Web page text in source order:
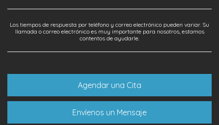
Los tiempos de respuesta por teléfono y correo electrónico pueden variar. Su
llamada o correo electrónico es muy importante para nosotros, estamos
contentos de ayudarle.
Agendar una Cita
Envíenos un Mensaje